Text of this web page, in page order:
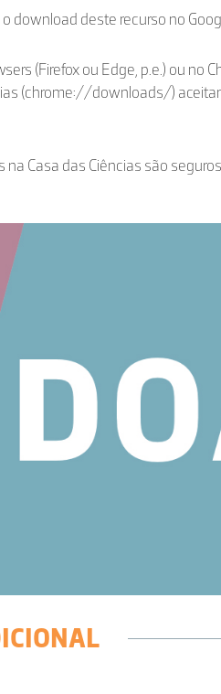
download deste recurso no
(Firefox ou Edge, p.e.) ou no
(chrome://downloads/)
Casa das Ciências são